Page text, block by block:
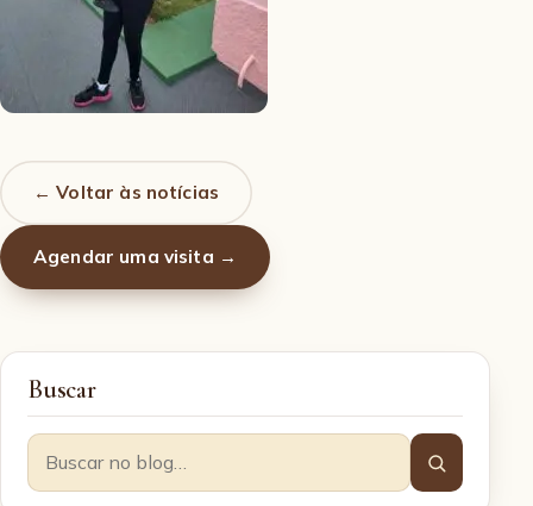
← Voltar às notícias
Agendar uma visita →
Buscar